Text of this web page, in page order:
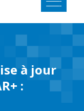
à jour
: